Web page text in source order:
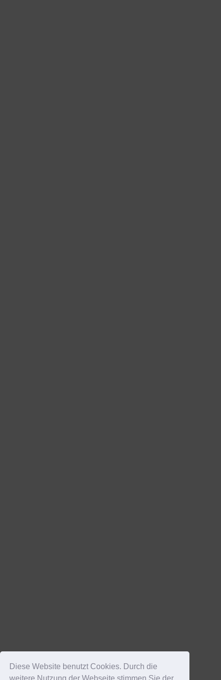
Diese Website benutzt Cookies. Durch die
weitere Nutzung der Webseite stimmen Sie der